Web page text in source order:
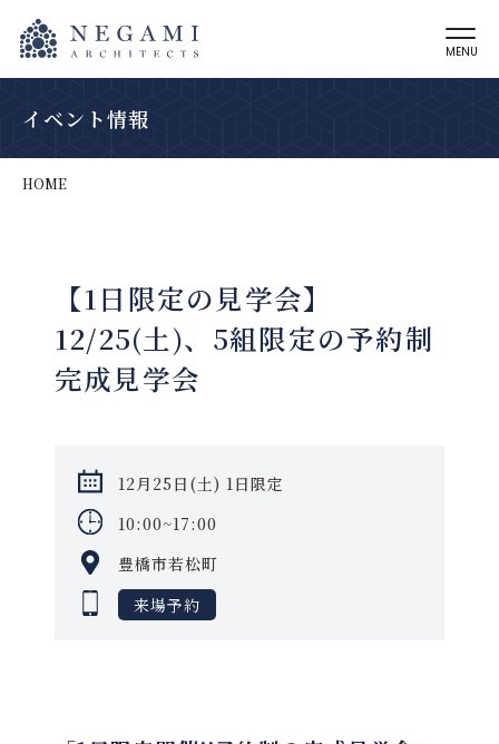
MENU
イベント情報
HOME
【1日限定の見学会】
12/25(土)、5組限定の予約制
完成見学会
12月25日(土) 1日限定
10:00~17:00
豊橋市若松町
来場予約